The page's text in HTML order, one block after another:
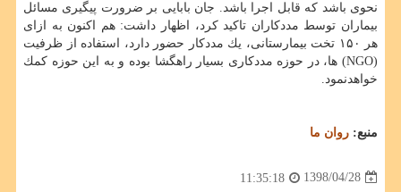
نحوی باشد كه قابل اجرا باشد. جان بابایی بر ضرورت پیگیری مسائل
بیماران توسط مددكاران تاكید كرد، اظهار داشت: هم اكنون به ازای
هر ۱۵۰ تخت بیمارستانی، یك مددكار حضور دارد، استفاده از ظرفیت
(NGO) ها، در حوزه مددكاری بسیار راهگشا بوده و به این حوزه كمك
خواهدنمود.
منبع: روان ما
1398/04/28
11:35:18